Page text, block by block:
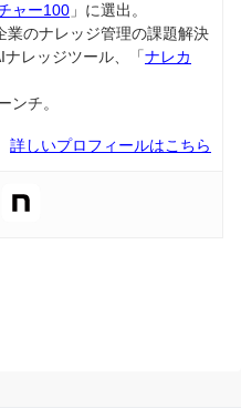
ャー100 」に選出。
のナレッジ管理の課題解決
レッジツール、「ナレカ
ンチ。
詳しいプロフィールはこちら